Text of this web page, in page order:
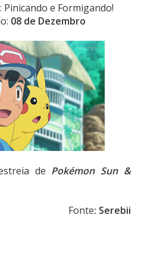
Pinicando e Formigando!
08 de Dezembro
de Pokémon Sun &
Fonte: Serebii